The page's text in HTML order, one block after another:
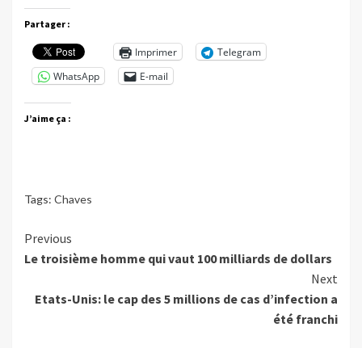
Partager :
Imprimer
Telegram
WhatsApp
E-mail
J’aime ça :
Tags: Chaves
Continue
Reading
Previous
Le troisième homme qui vaut 100 milliards de dollars
Next
Etats-Unis: le cap des 5 millions de cas d’infection a
été franchi